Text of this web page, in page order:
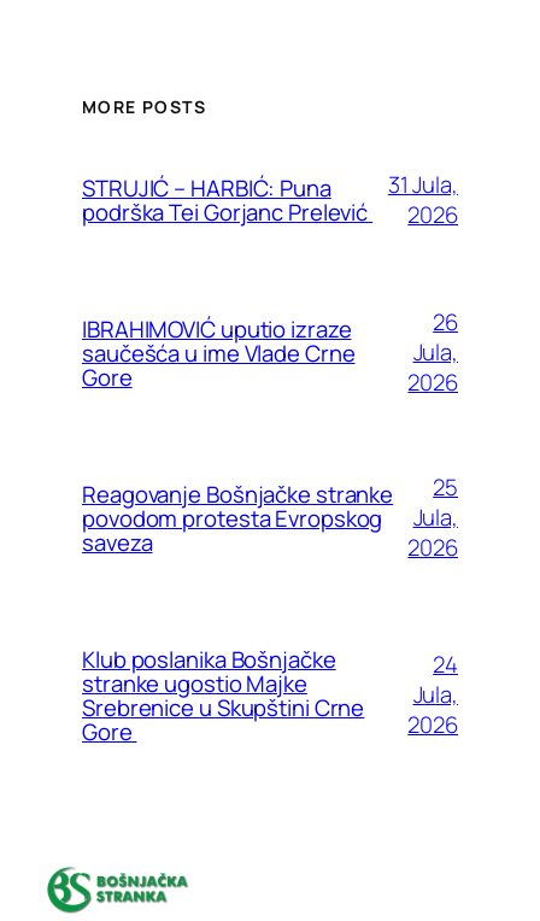
MORE POSTS
STRUJIĆ – HARBIĆ: Puna
podrška Tei Gorjanc Prelević
31 Jula,
2026
IBRAHIMOVIĆ uputio izraze
saučešća u ime Vlade Crne
Gore
26
Jula,
2026
Reagovanje Bošnjačke stranke
povodom protesta Evropskog
saveza
25
Jula,
2026
Klub poslanika Bošnjačke
stranke ugostio Majke
Srebrenice u Skupštini Crne
Gore
24
Jula,
2026